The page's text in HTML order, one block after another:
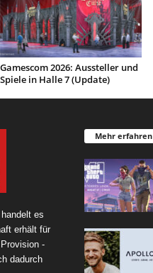
Gamescom 2026: Aussteller und
Spiele in Halle 7 (Update)
es
erhält für
-
dadurch
Mehr erfahren